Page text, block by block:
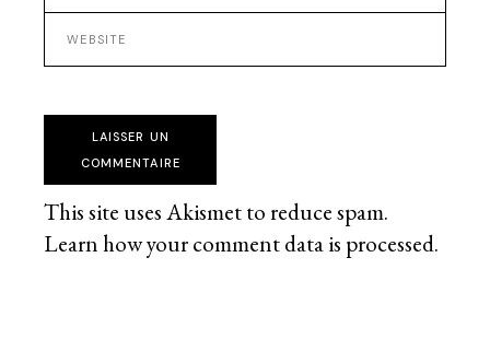
LAISSER UN
COMMENTAIRE
This site uses Akismet to reduce spam.
Learn how your comment data is processed.